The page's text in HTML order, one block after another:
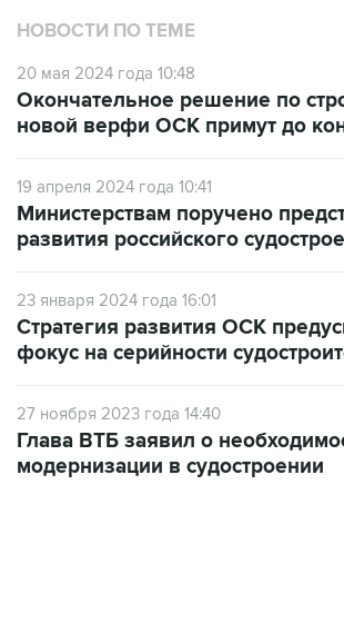
НОВОСТИ ПО ТЕМЕ
20 мая 2024 года 10:48
Окончательное решение по
новой верфи ОСК примут до
19 апреля 2024 года 10:41
Министерствам поручено
развития российского
23 января 2024 года 16:01
Стратегия развития ОСК
фокус на серийности
27 ноября 2023 года 14:40
Глава ВТБ заявил о
модернизации в судостроении